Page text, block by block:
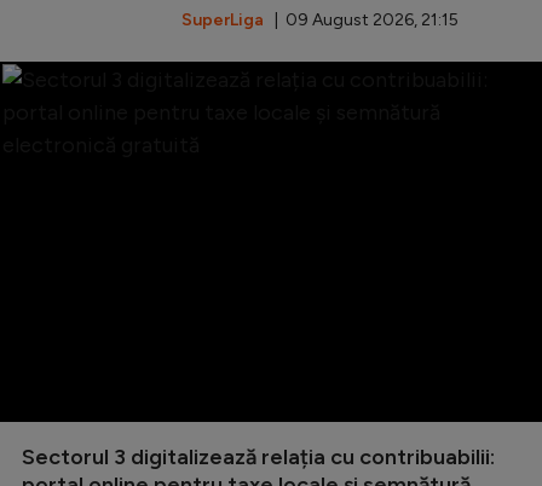
SuperLiga | 09 August 2026, 21:15
Sectorul 3 digitalizează relația cu contribuabilii: